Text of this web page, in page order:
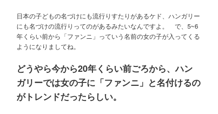
日本の子どもの名づけにも流行りすたりがあるケド、ハンガリー
にも名づけの流行りってのがあるみたいなんですよ。 で、5~6
年くらい前から「ファンニ」っていう名前の女の子が入ってくる
ようになりましてね。
どうやら今から20年くらい前ごろから、ハン
ガリーでは女の子に「ファンニ」と名付けるの
がトレンドだったらしい。